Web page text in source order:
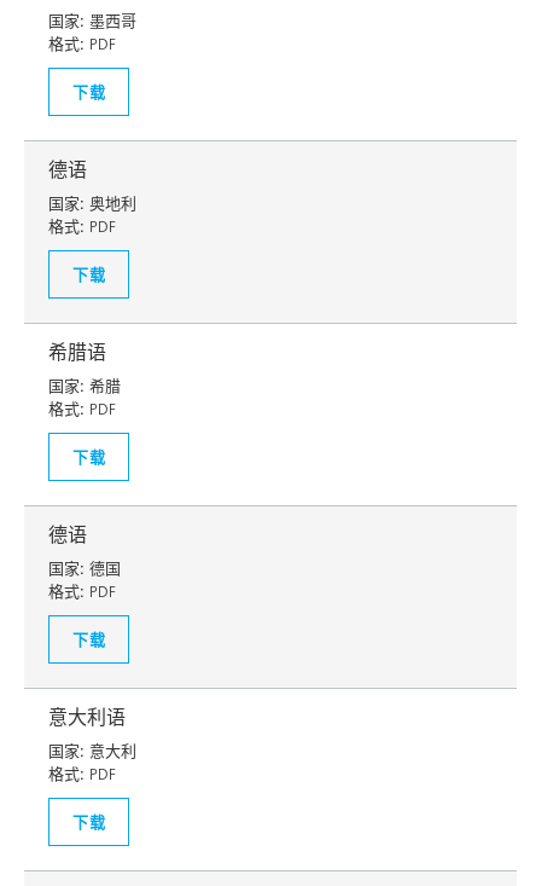
国家: 墨西哥
格式: PDF
下载
德语
国家: 奥地利
格式: PDF
下载
希腊语
国家: 希腊
格式: PDF
下载
德语
国家: 德国
格式: PDF
下载
意大利语
国家: 意大利
格式: PDF
下载